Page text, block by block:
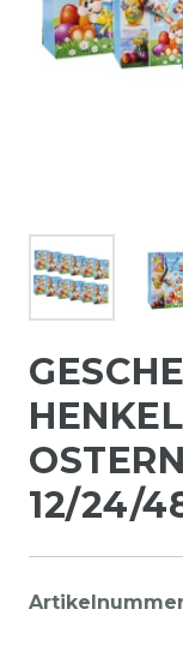
12/24/